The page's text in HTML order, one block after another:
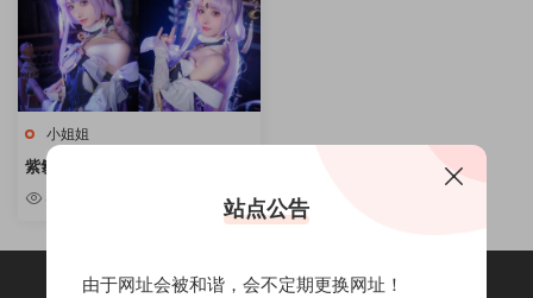
小姐姐
紫氯氯 – 可爱妹子写真合集 [持续
更新]
站点公告
由于网址会被和谐，会不定期更换网址！